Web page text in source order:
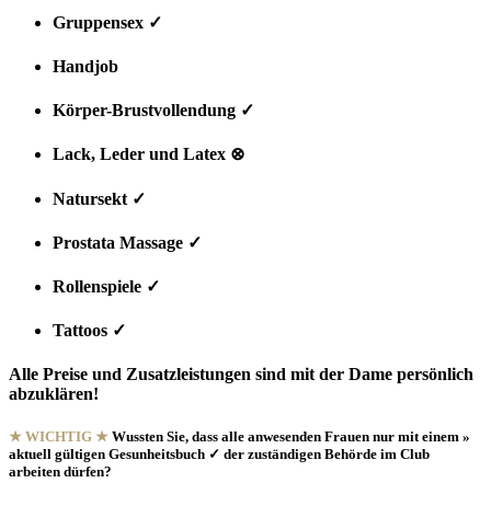
Gruppensex ✓
Handjob
Körper-Brustvollendung ✓
Lack, Leder und Latex ⊗
Natursekt ✓
Prostata Massage ✓
Rollenspiele ✓
Tattoos ✓
Alle Preise und Zusatzleistungen sind mit der Dame persönlich
abzuklären!
★ WICHTIG ★ Wussten Sie, dass alle anwesenden Frauen nur mit einem »
aktuell gültigen Gesunheitsbuch ✓ der zuständigen Behörde im Club
arbeiten dürfen?